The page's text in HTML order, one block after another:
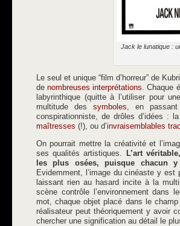
Jack le lunatique :
Le seul et unique “film d’horreur” de
denombreuses interprétations. Chaque
labyrinthique (quitte à l’utiliser pour
multitude dessymboles, en
conspirationniste, de drôles d’idées :
maîtresses (!), ou d’invraisemblables
On pourrait mettre la créativité et
ses qualités artistiques.
L’art
les plus osées, puisque chacun
Evidemment, l’image du cinéaste y
laissant rien au hasard incite à la
scène contrôle l’environnement dans
mot, chaque objet placé dans le
réalisateur peut théoriquement y avoir
chercher une signification au détail le